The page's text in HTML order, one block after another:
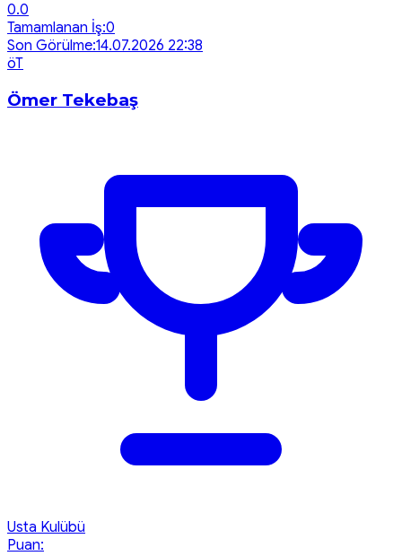
0.0
Tamamlanan İş:0
Son Görülme:14.07.2026 22:38
öT
Ömer Tekebaş
Usta Kulübü
Puan: